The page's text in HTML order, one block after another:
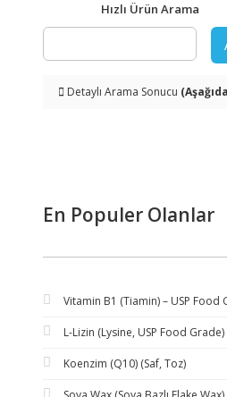
Hızlı Ürün Arama
Detaylı Arama Sonucu
En Populer Olanlar
Vitamin B1 (Tiamin) – USP Food
L-Lizin (Lysine, USP Food Grade)
Koenzim (Q10) (Saf, Toz)